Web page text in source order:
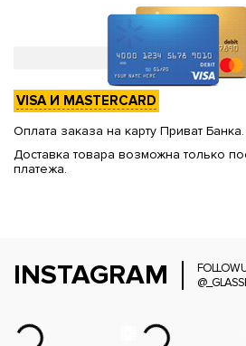
VISA И MASTERCARD
Оплата заказа на карту Приват Банка.
Доставка товара возможна только
платежа.
INSTAGRAM
FOLLOW